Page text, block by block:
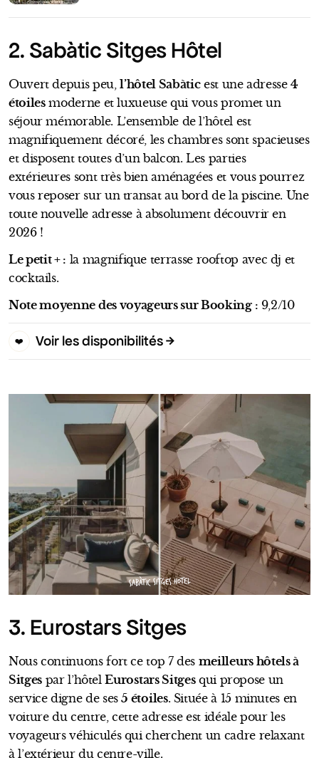
2. Sabàtic Sitges Hôtel
Ouvert depuis peu,l’hôtel Sabàticest une adresse4
étoilesmoderne et luxueuse qui vous promet un
séjour mémorable. L’ensemble de l’hôtel est
magnifiquement décoré, les chambres sont spacieuses
et disposent toutes d’un balcon. Les parties
extérieures sont très bien aménagées et vous pourrez
vous reposer sur un transat au bord de la piscine. Une
toute nouvelle adresse à absolument découvrir en
2026 !
Le petit + : la magnifique terrasse rooftop avec dj et
cocktails.
Note moyenne des voyageurs sur Booking : 9,2/10
❤️ Voir les disponibilités
SABÀTIC SITGES HOTEL
3. Eurostars Sitges
Nous continuons fort ce top 7 des meilleurs hôtels à
Sitges par l’hôtelEurostars Sitgesqui propose un
service digne de ses5 étoiles. Située à 15 minutes en
voiture du centre, cette adresse est idéale pour les
voyageurs véhiculés qui cherchent un cadre relaxant
à l’extérieur du centre-ville.